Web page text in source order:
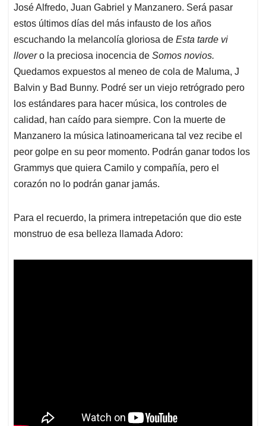
José Alfredo, Juan Gabriel y Manzanero. Será pasar
estos últimos días del más infausto de los años
escuchando la melancolía gloriosa de Esta tarde vi
llovero la preciosa inocencia de Somos novios.
Quedamos expuestos al meneo de cola de Maluma, J
Balvin y Bad Bunny. Podré ser un viejo retrógrado pero
los estándares para hacer música, los controles de
calidad, han caído para siempre. Con la muerte de
Manzanero la música latinoamericana tal vez recibe el
peor golpe en su peor momento. Podrán ganar todos los
Grammys que quiera Camilo y compañía, pero el
corazón no lo podrán ganar jamás.
Para el recuerdo, la primera intrepetación que dio este
monstruo de esa belleza llamada Adoro: